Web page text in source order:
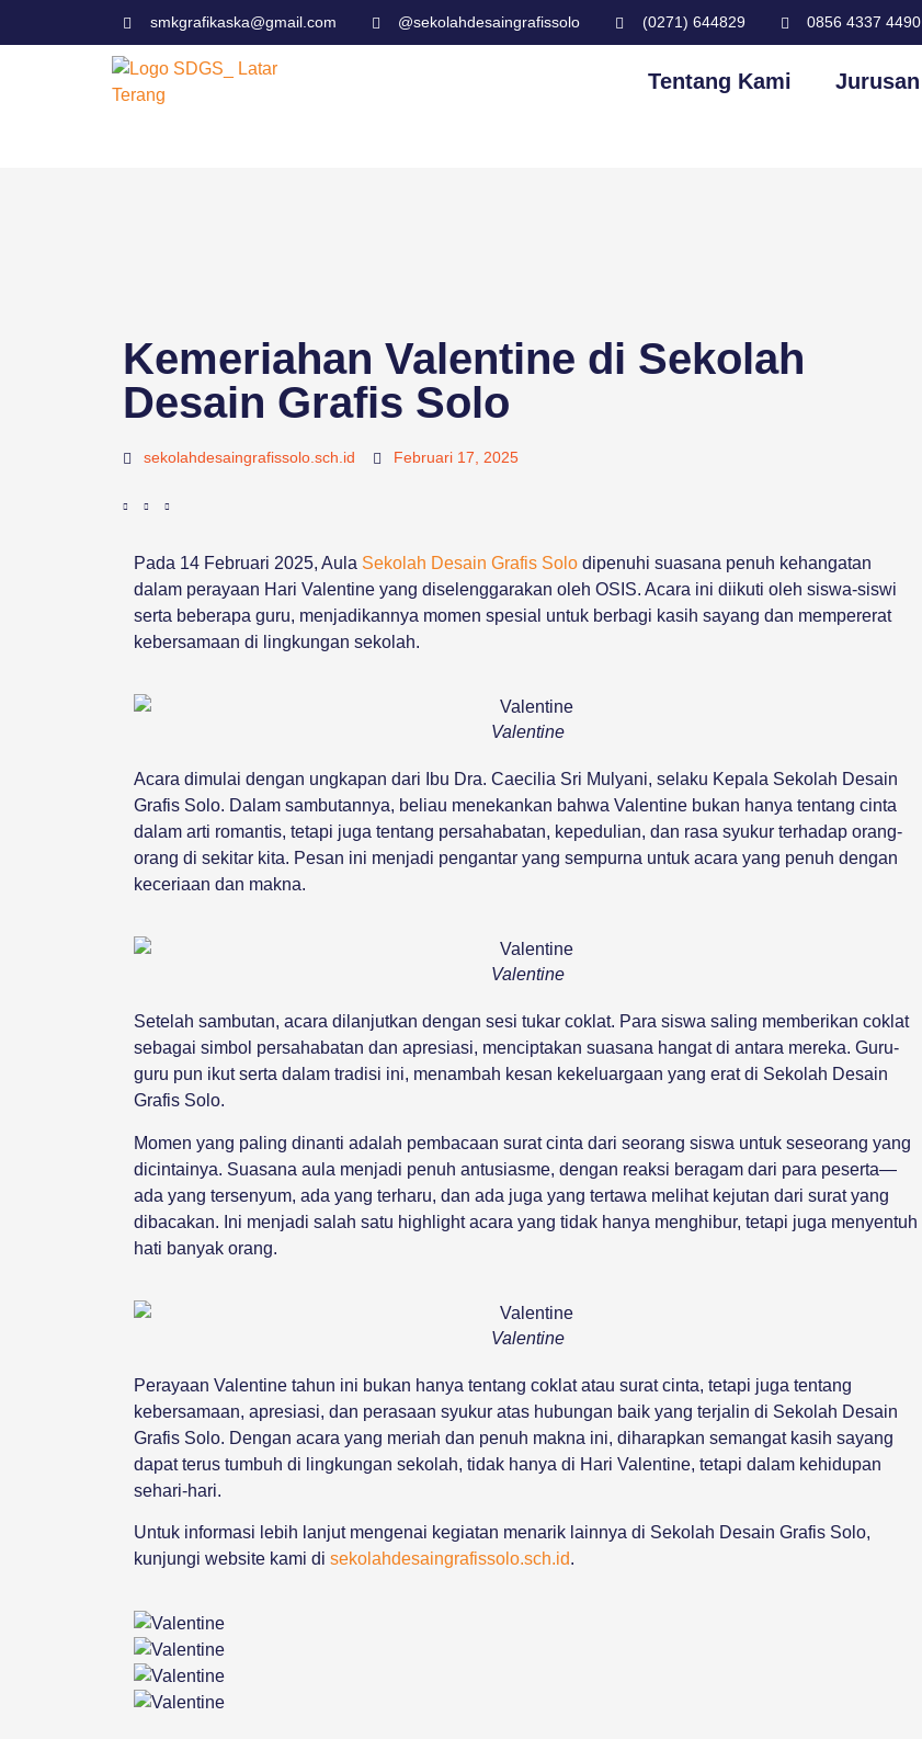
smkgrafikaska@gmail.com @sekolahdesaingrafissolo (0271) 644829 0856 4337 4490
Tentang Kami Jurusan
Kemeriahan Valentine di Sekolah
Desain Grafis Solo
sekolahdesaingrafissolo.sch.id Februari 17, 2025
Pada 14 Februari 2025, Aula Sekolah Desain Grafis Solo dipenuhi suasana penuh kehangatan
dalam perayaan Hari Valentine yang diselenggarakan oleh OSIS. Acara ini diikuti oleh siswa-siswi
serta beberapa guru, menjadikannya momen spesial untuk berbagi kasih sayang dan mempererat
kebersamaan di lingkungan sekolah.
Valentine
Acara dimulai dengan ungkapan dari Ibu Dra. Caecilia Sri Mulyani, selaku Kepala Sekolah Desain
Grafis Solo. Dalam sambutannya, beliau menekankan bahwa Valentine bukan hanya tentang cinta
dalam arti romantis, tetapi juga tentang persahabatan, kepedulian, dan rasa syukur terhadap orang-
orang di sekitar kita. Pesan ini menjadi pengantar yang sempurna untuk acara yang penuh dengan
keceriaan dan makna.
Valentine
Setelah sambutan, acara dilanjutkan dengan sesi tukar coklat. Para siswa saling memberikan coklat
sebagai simbol persahabatan dan apresiasi, menciptakan suasana hangat di antara mereka. Guru-
guru pun ikut serta dalam tradisi ini, menambah kesan kekeluargaan yang erat di Sekolah Desain
Grafis Solo.
Momen yang paling dinanti adalah pembacaan surat cinta dari seorang siswa untuk seseorang yang
dicintainya. Suasana aula menjadi penuh antusiasme, dengan reaksi beragam dari para peserta—
ada yang tersenyum, ada yang terharu, dan ada juga yang tertawa melihat kejutan dari surat yang
dibacakan. Ini menjadi salah satu highlight acara yang tidak hanya menghibur, tetapi juga menyentuh
hati banyak orang.
Valentine
Perayaan Valentine tahun ini bukan hanya tentang coklat atau surat cinta, tetapi juga tentang
kebersamaan, apresiasi, dan perasaan syukur atas hubungan baik yang terjalin di Sekolah Desain
Grafis Solo. Dengan acara yang meriah dan penuh makna ini, diharapkan semangat kasih sayang
dapat terus tumbuh di lingkungan sekolah, tidak hanya di Hari Valentine, tetapi dalam kehidupan
sehari-hari.
Untuk informasi lebih lanjut mengenai kegiatan menarik lainnya di Sekolah Desain Grafis Solo,
kunjungi website kami di sekolahdesaingrafissolo.sch.id.